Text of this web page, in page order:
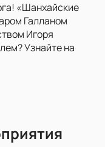
«Шанхайские
Галланом
Игоря
Узнайте на